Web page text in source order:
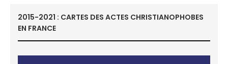
2015-2021 : CARTES DES ACTES CHRISTIANOPHOBES
EN FRANCE